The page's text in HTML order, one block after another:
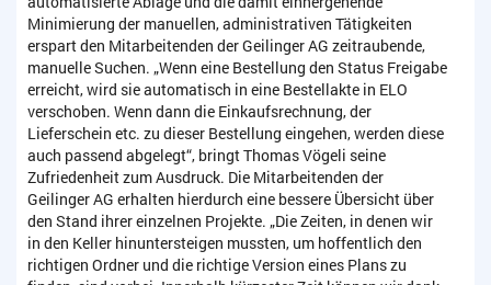
Minimierung der manuellen, administrativen Tätigkeiten
erspart den Mitarbeitenden der Geilinger AG zeitraubende,
manuelle Suchen. „Wenn eine Bestellung den Status Freigabe
erreicht, wird sie automatisch in eine Bestellakte in ELO
verschoben. Wenn dann die Einkaufsrechnung, der
Lieferschein etc. zu dieser Bestellung eingehen, werden diese
auch passend abgelegt“, bringt Thomas Vögeli seine
Zufriedenheit zum Ausdruck. Die Mitarbeitenden der
Geilinger AG erhalten hierdurch eine bessere Übersicht über
den Stand ihrer einzelnen Projekte. „Die Zeiten, in denen wir
in den Keller hinuntersteigen mussten, um hoffentlich den
richtigen Ordner und die richtige Version eines Plans zu